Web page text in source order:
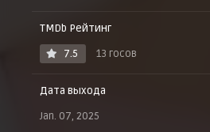
TMDb Рейтинг
7.5
13 госов
Дата выхода
Jan. 07, 2025